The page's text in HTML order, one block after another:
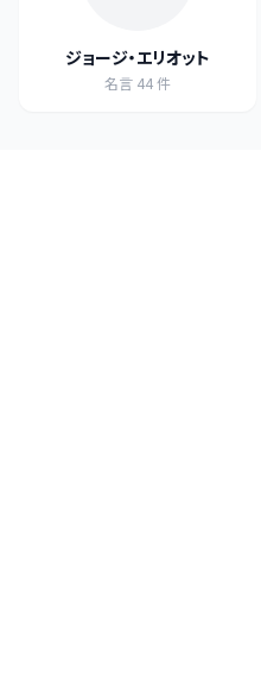
ジョージ・エリオット
名言 44件